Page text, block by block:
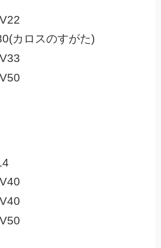
カロスのすがた)